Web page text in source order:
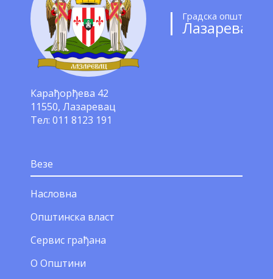
Градска општина
Лазаревац
Карађорђева 42
11550, Лазаревац
Тел: 011 8123 191
Везе
Насловна
Општинска власт
Сервис грађана
О Општини